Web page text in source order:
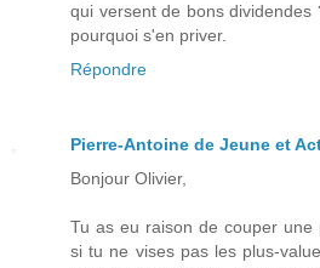
qui versent de bons
pourquoi s'en priver.
Répondre
Pierre-Antoine de Jeune et
Bonjour Olivier,
Tu as eu raison de couper
si tu ne vises pas les plus-